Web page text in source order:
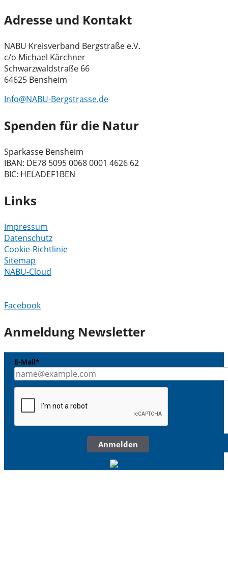
Adresse und Kontakt
NABU Kreisverband Bergstraße e.V.
c/o Michael Kärchner
Schwarzwaldstraße 66
64625 Bensheim
Info@NABU-Bergstrasse.de
Spenden für die Natur
Sparkasse Bensheim
IBAN: DE78 5095 0068 0001 4626 62
BIC: HELADEF1BEN
Links
Impressum
Datenschutz
Cookie-Richtlinie
Sitemap
NABU-Cloud
Facebook
Anmeldung Newsletter
E-Mail*
Anmelden